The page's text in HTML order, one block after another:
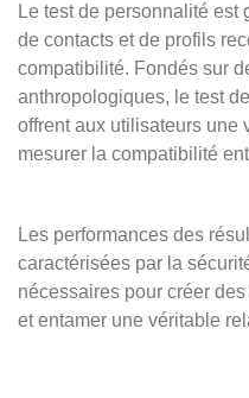
Le test de personnalité est
de contacts et de profils
compatibilité. Fondés sur
anthropologiques, le test
offrent aux utilisateurs une
mesurer la compatibilité
Les performances des
caractérisées par la
nécessaires pour créer
et entamer une véritable